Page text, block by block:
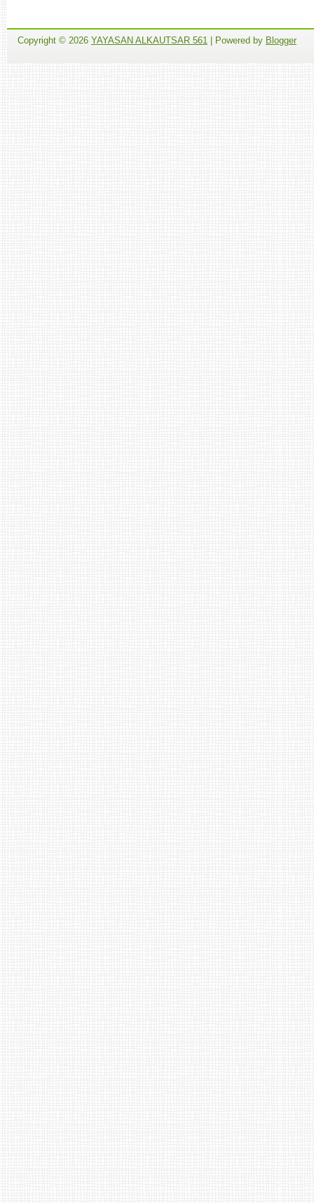
Copyright © 2026 YAYASAN ALKAUTSAR 561 | Powered by Blogger